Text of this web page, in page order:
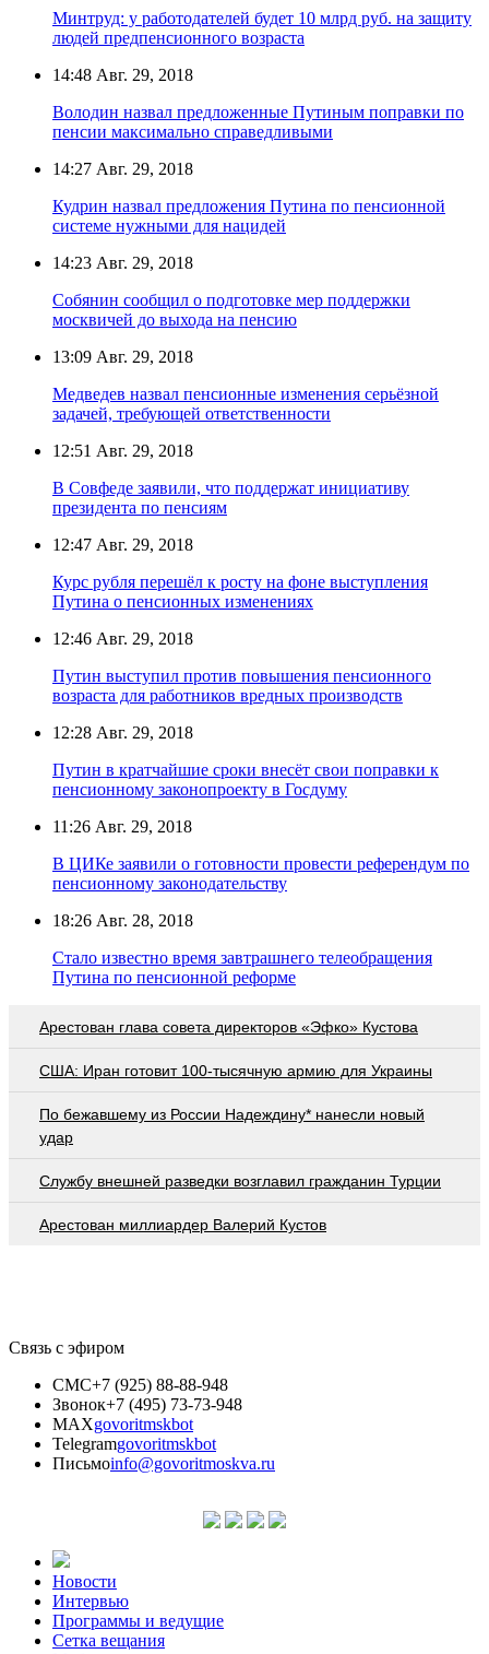
Минтруд: у работодателей будет 10 млрд руб. на защиту
людей предпенсионного возраста
14:48 Авг. 29, 2018
Володин назвал предложенные Путиным поправки по
пенсии максимально справедливыми
14:27 Авг. 29, 2018
Кудрин назвал предложения Путина по пенсионной
системе нужными для нацидей
14:23 Авг. 29, 2018
Собянин сообщил о подготовке мер поддержки
москвичей до выхода на пенсию
13:09 Авг. 29, 2018
Медведев назвал пенсионные изменения серьёзной
задачей, требующей ответственности
12:51 Авг. 29, 2018
В Совфеде заявили, что поддержат инициативу
президента по пенсиям
12:47 Авг. 29, 2018
Курс рубля перешёл к росту на фоне выступления
Путина о пенсионных изменениях
12:46 Авг. 29, 2018
Путин выступил против повышения пенсионного
возраста для работников вредных производств
12:28 Авг. 29, 2018
Путин в кратчайшие сроки внесёт свои поправки к
пенсионному законопроекту в Госдуму
11:26 Авг. 29, 2018
В ЦИКе заявили о готовности провести референдум по
пенсионному законодательству
18:26 Авг. 28, 2018
Стало известно время завтрашнего телеобращения
Путина по пенсионной реформе
Арестован глава совета директоров «Эфко» Кустова
США: Иран готовит 100-тысячную армию для Украины
По бежавшему из России Надеждину* нанесли новый
удар
Службу внешней разведки возглавил гражданин Турции
Арестован миллиардер Валерий Кустов
Связь с эфиром
СМС+7 (925) 88-88-948
Звонок+7 (495) 73-73-948
MAXgovoritmskbot
Telegramgovoritmskbot
Письмоinfo@govoritmoskva.ru
Новости
Интервью
Программы и ведущие
Сетка вещания